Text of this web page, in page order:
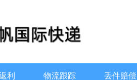
利 物流跟踪 丢件赔偿